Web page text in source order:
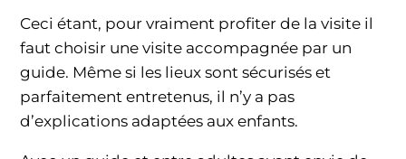
Ceci étant, pour vraiment profiter de la visite il
faut choisir une visite accompagnée par un
guide. Même si les lieux sont sécurisés et
parfaitement entretenus, il n’y a pas
d’explications adaptées aux enfants.